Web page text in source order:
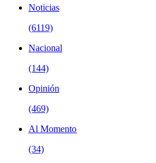
Noticias
(6119)
Nacional
(144)
Opinión
(469)
Al Momento
(34)